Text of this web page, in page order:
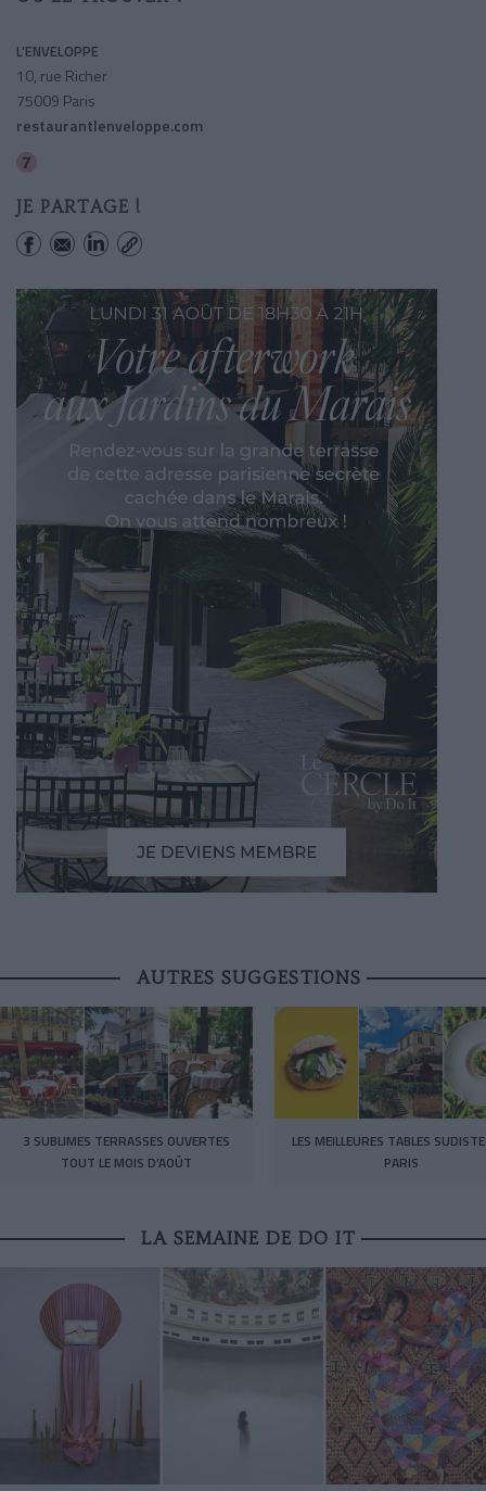
L’ENVELOPPE
10, rue Richer
75009 Paris
restaurantlenveloppe.com
JE PARTAGE !
AUTRES SUGGESTIONS
3 SUBLIMES TERRASSES OUVERTES
TOUT LE MOIS D’AOÛT
LES MEILLEURES TABLES
PARIS
LA SEMAINE DE DO IT